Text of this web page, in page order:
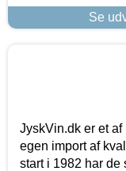
Se
JyskVin.dk er et
egen import af
start i 1982 har de